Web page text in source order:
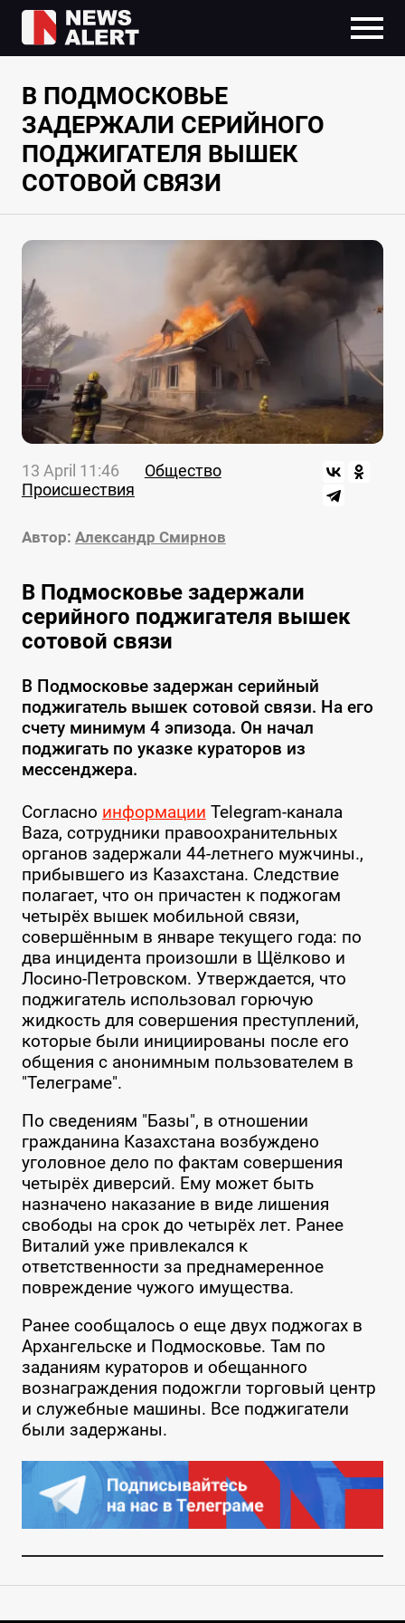
В ПОДМОСКОВЬЕ
ЗАДЕРЖАЛИ СЕРИЙНОГО
ПОДЖИГАТЕЛЯ ВЫШЕК
СОТОВОЙ СВЯЗИ
13 April 11:46
Общество
Происшествия
Автор: Александр Смирнов
В Подмосковье задержали
серийного поджигателя вышек
сотовой связи
В Подмосковье задержан серийный
поджигатель вышек сотовой связи. На его
счету минимум 4 эпизода. Он начал
поджигать по указке кураторов из
мессенджера.
Согласно информации Telegram-канала
Baza, сотрудники правоохранительных
органов задержали 44-летнего мужчины.,
прибывшего из Казахстана. Следствие
полагает, что он причастен к поджогам
четырёх вышек мобильной связи,
совершённым в январе текущего года: по
два инцидента произошли в Щёлково и
Лосино-Петровском. Утверждается, что
поджигатель использовал горючую
жидкость для совершения преступлений,
которые были инициированы после его
общения с анонимным пользователем в
"Телеграме".
По сведениям "Базы", в отношении
гражданина Казахстана возбуждено
уголовное дело по фактам совершения
четырёх диверсий. Ему может быть
назначено наказание в виде лишения
свободы на срок до четырёх лет. Ранее
Виталий уже привлекался к
ответственности за преднамеренное
повреждение чужого имущества.
Ранее сообщалось о еще двух поджогах в
Архангельске и Подмосковье. Там по
заданиям кураторов и обещанного
вознаграждения подожгли торговый центр
и служебные машины. Все поджигатели
были задержаны.